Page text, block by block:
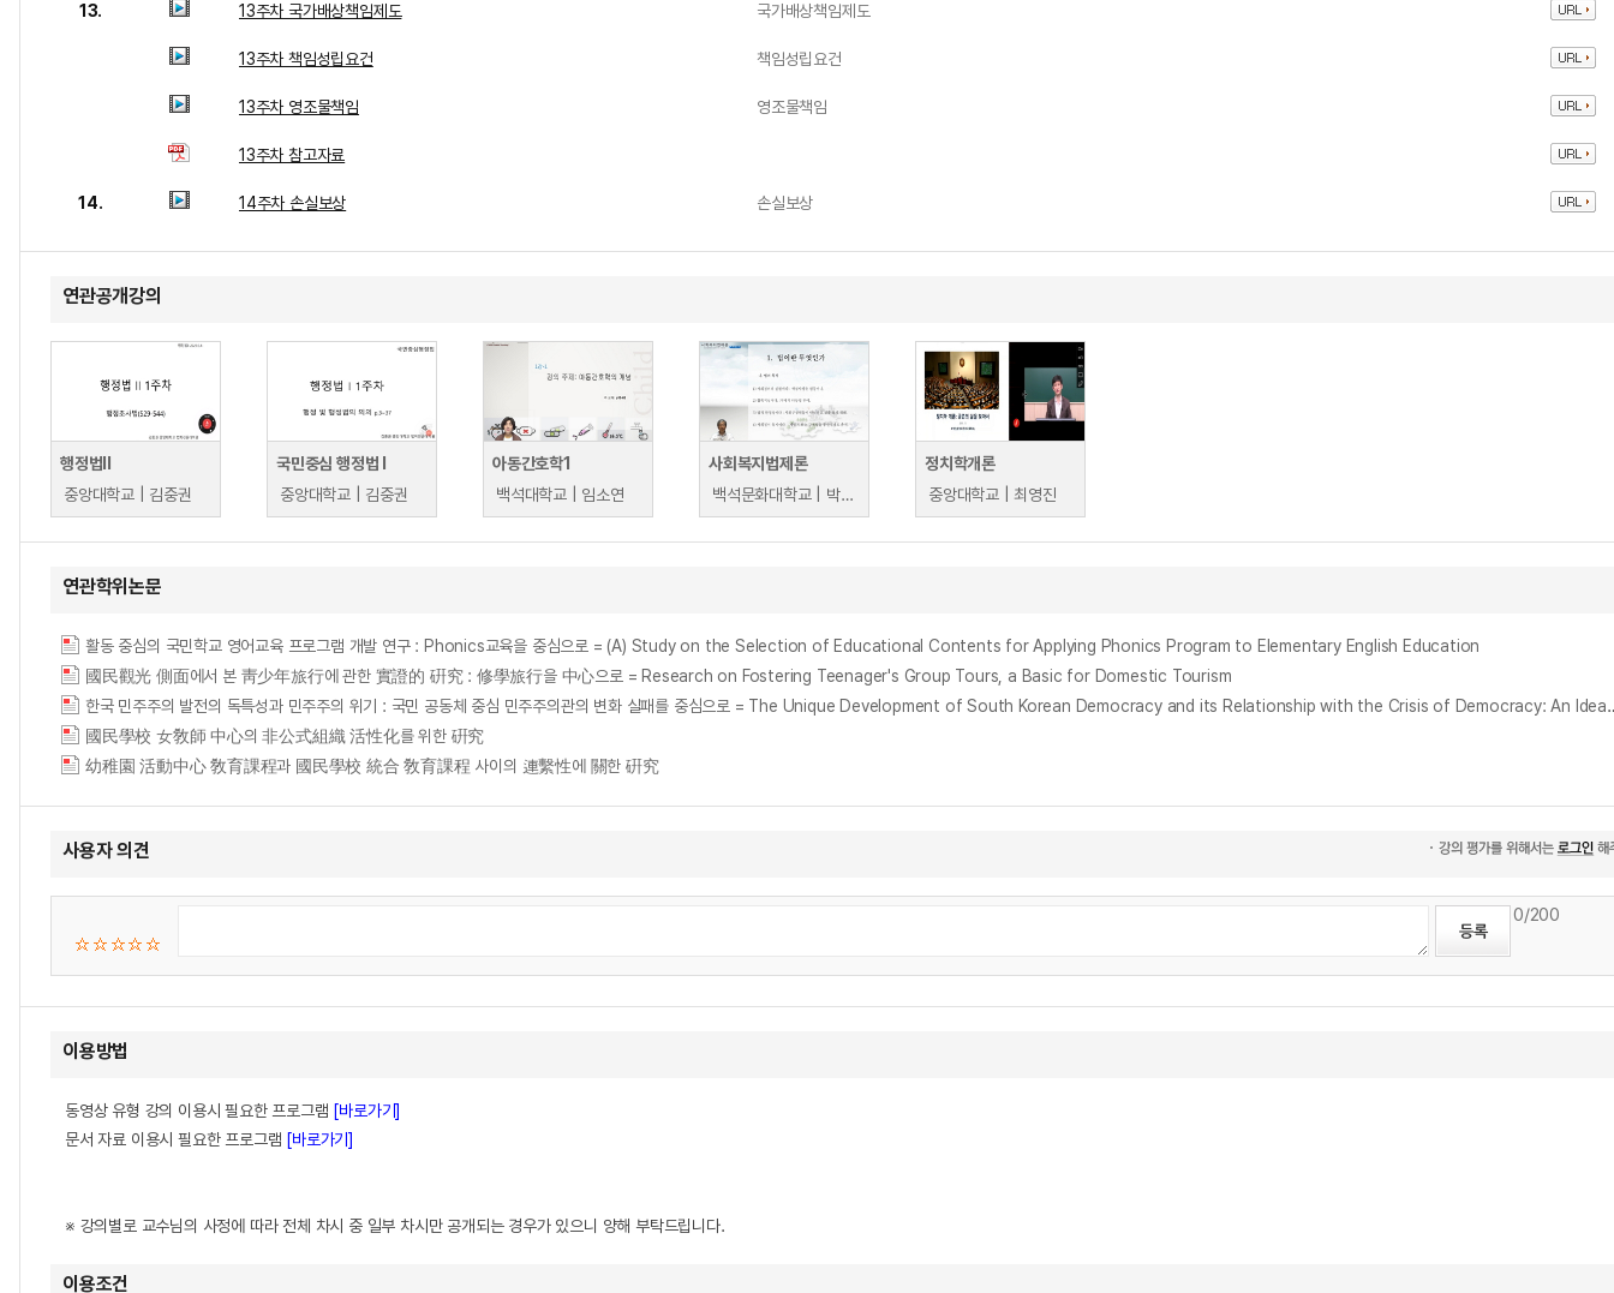
13. 13주차 국가배상책임제도 국가배상책임제도
13주차 책임성립요건 책임성립요건
13주차 영조물책임 영조물책임
13주차 참고자료
14. 14주차 손실보상 손실보상
연관공개강의
행정법ll
중앙대학교 | 김중권
국민중심 행정법 l
중앙대학교 | 김중권
아동간호학1
백석대학교 | 임소연
사회복지법제론
백석문화대학교 | 박주현
정치학개론
중앙대학교 | 최영진
연관학위논문
활동 중심의 국민학교 영어교육 프로그램 개발 연구 : Phonics교육을 중심으로 = (A) Study on the Selection of Educational Contents for Applying Phonics Program to Elementary English Education
國民觀光 側面에서 본 靑少年旅行에 관한 實證的 硏究 : 修學旅行을 中心으로 = Research on Fostering Teenager's Group Tours, a Basic for Domestic Tourism
한국 민주주의 발전의 독특성과 민주주의 위기 : 국민 공동체 중심 민
國民學校 女敎師 中心의 非公式組織 活性化를 위한 硏究
幼稚園 活動中心 敎育課程과 國民學校 統合 敎育課程 사이의 連繫性에 關한 硏究
사용자 의견
0/200
이용방법
동영상 유형 강의 이용시 필요한 프로그램 [바로가기]
문서 자료 이용시 필요한 프로그램 [바로가기]
※ 강의별로 교수님의 사정에 따라 전체 차시 중 일부 차시만 공개되는 경우가 있으니 양해 부탁드립니다.
이용조건